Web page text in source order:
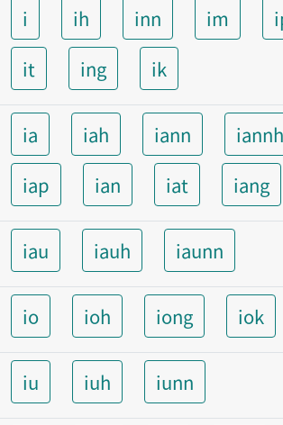
i ih inn im
it
ing ik
ia iah iann iannh
iap
ian iat iang
iau iauh iaunn
io ioh iong iok
iu iuh iunn